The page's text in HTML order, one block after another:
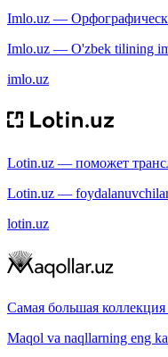
Imlo.uz —
Imlo.uz — O'zbek tilining
imlo.uz
Lotin.uz — поможет
Lotin.uz —
lotin.uz
Самая большая
Maqol va naqllarning eng